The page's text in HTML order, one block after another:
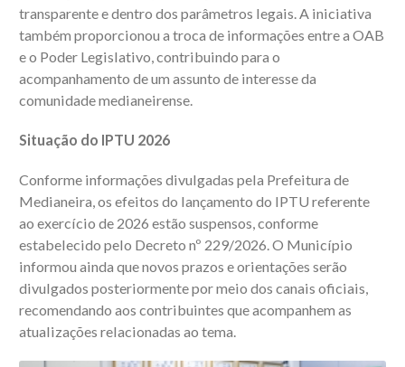
transparente e dentro dos parâmetros legais. A iniciativa
também proporcionou a troca de informações entre a OAB
e o Poder Legislativo, contribuindo para o
acompanhamento de um assunto de interesse da
comunidade medianeirense.
Situação do IPTU 2026
Conforme informações divulgadas pela Prefeitura de
Medianeira, os efeitos do lançamento do IPTU referente
ao exercício de 2026 estão suspensos, conforme
estabelecido pelo Decreto nº 229/2026. O Município
informou ainda que novos prazos e orientações serão
divulgados posteriormente por meio dos canais oficiais,
recomendando aos contribuintes que acompanhem as
atualizações relacionadas ao tema.